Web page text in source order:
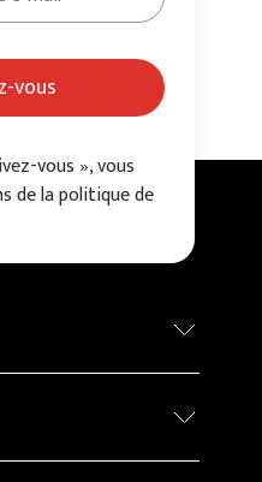
vous
vous », vous
de la politique de